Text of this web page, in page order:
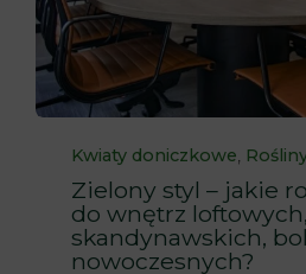
Category
Kwiaty doniczkowe,
Zielony styl – jakie
do wnętrz loftowych,
skandynawskich,
nowoczesnych?